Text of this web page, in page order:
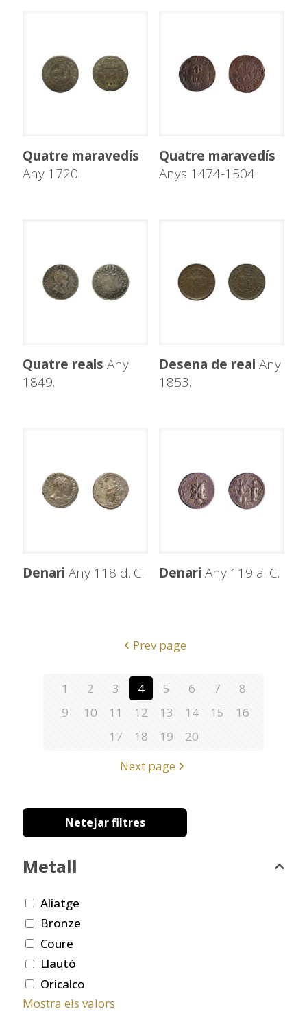
Quatre maravedís
Any 1720.
Quatre maravedís
Anys 1474-1504.
Quatre reals Any
1849.
Desena de real Any
1853.
Denari Any 118 d. C. Denari Any 119 a. C.
Prev page
1 2 3 4 5 6 7
8
9
10 11 12 13 14 15
16
17
18 19
20
Next page
Netejar filtres
Metall
Aliatge
Bronze
Coure
Llautó
Oricalco
Mostra els valors